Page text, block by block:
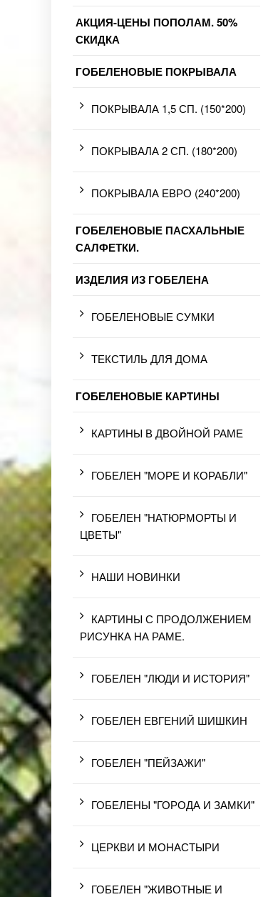
АКЦИЯ-ЦЕНЫ ПОПОЛАМ. 50%
СКИДКА
ГОБЕЛЕНОВЫЕ ПОКРЫВАЛА
ПОКРЫВАЛА 1,5 СП. (150*200)
ПОКРЫВАЛА 2 СП. (180*200)
ПОКРЫВАЛА ЕВРО (240*200)
ГОБЕЛЕНОВЫЕ ПАСХАЛЬНЫЕ
САЛФЕТКИ.
ИЗДЕЛИЯ ИЗ ГОБЕЛЕНА
ГОБЕЛЕНОВЫЕ СУМКИ
ТЕКСТИЛЬ ДЛЯ ДОМА
ГОБЕЛЕНОВЫЕ КАРТИНЫ
КАРТИНЫ В ДВОЙНОЙ РАМЕ
ГОБЕЛЕН "МОРЕ И КОРАБЛИ"
ГОБЕЛЕН "НАТЮРМОРТЫ И
ЦВЕТЫ"
НАШИ НОВИНКИ
КАРТИНЫ С ПРОДОЛЖЕНИЕМ
РИСУНКА НА РАМЕ.
ГОБЕЛЕН "ЛЮДИ И ИСТОРИЯ"
ГОБЕЛЕН ЕВГЕНИЙ ШИШКИН
ГОБЕЛЕН "ПЕЙЗАЖИ"
ГОБЕЛЕНЫ "ГОРОДА И ЗАМКИ"
ЦЕРКВИ И МОНАСТЫРИ
ГОБЕЛЕН "ЖИВОТНЫЕ И